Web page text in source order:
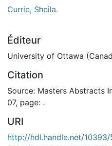
Currie, Sheila.
Éditeur
University of Ottawa
Citation
Source: Masters Abstracts
07, page: .
URI
http://hdl.handle.net/10393/